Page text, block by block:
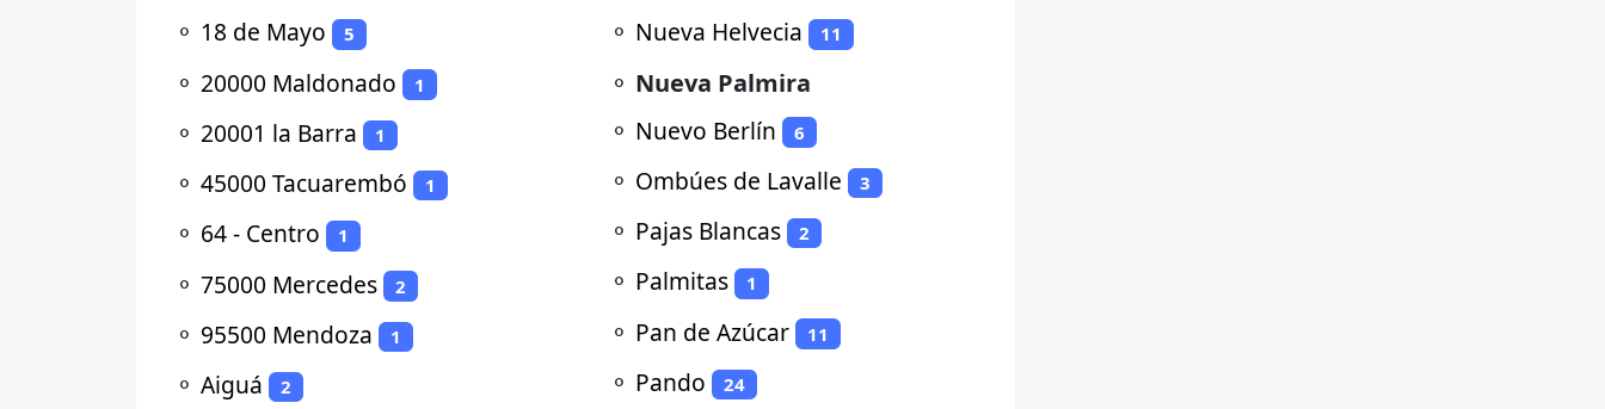
⚬ 18 de Mayo 5
⚬ 20000 Maldonado 1
⚬ 20001 la Barra 1
⚬ 45000 Tacuarembó 1
⚬ 64 - Centro 1
⚬ 75000 Mercedes 2
⚬ 95500 Mendoza 1
⚬ Aiguá 2
⚬ Nueva Helvecia 11
⚬ Nueva Palmira
⚬ Nuevo Berlín 6
⚬ Ombúes de Lavalle 3
⚬ Pajas Blancas 2
⚬ Palmitas 1
⚬ Pan de Azúcar 11
⚬ Pando 24